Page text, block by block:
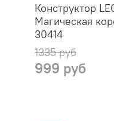
Конструктор
Магическая
30414
1335 руб
999 руб